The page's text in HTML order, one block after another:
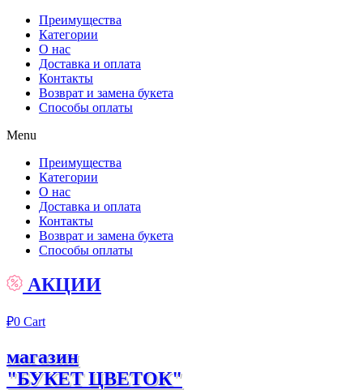
Преимущества
Категории
О нас
Доставка и оплата
Контакты
Возврат и замена букета
Способы оплаты
Menu
Преимущества
Категории
О нас
Доставка и оплата
Контакты
Возврат и замена букета
Способы оплаты
АКЦИИ
₽0 Cart
магазин
"БУКЕТ ЦВЕТОК"